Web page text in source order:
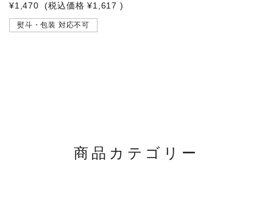
¥1,470 (税込価格 ¥1,617 )
熨斗・包装 対応不可
商品カテゴリー